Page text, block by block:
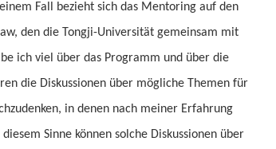
Fall bezieht sich das Mentoring auf den
den die Tongji-Universität gemeinsam mit
ich viel über das Programm und über die
die Diskussionen über mögliche Themen für
in denen nach meiner Erfahrung
Sinne können solche Diskussionen über